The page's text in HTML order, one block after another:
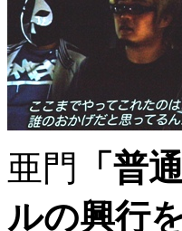
亜門
「普
ルの興行